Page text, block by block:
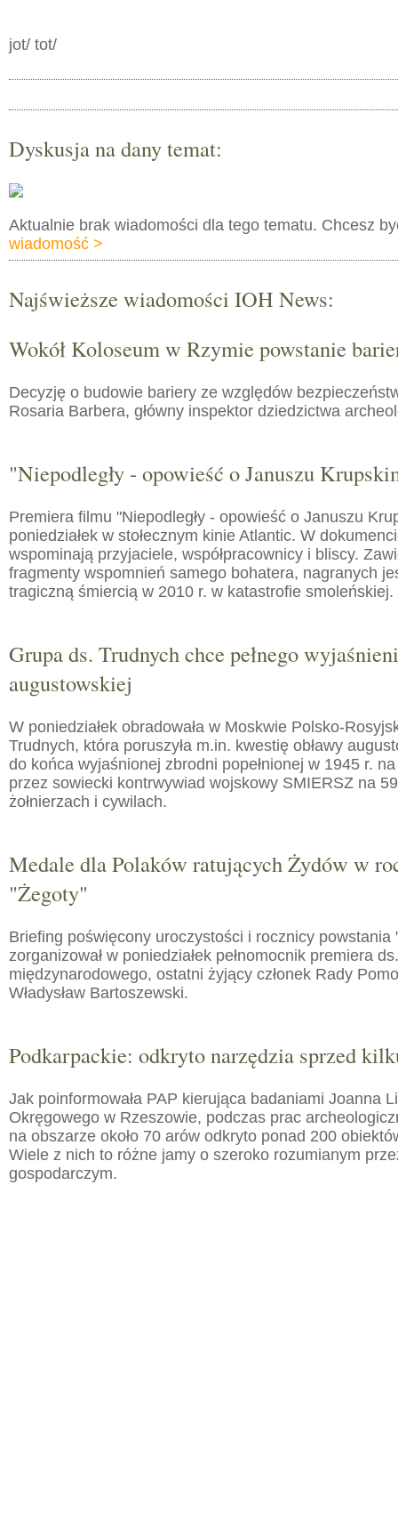
jot/ tot/
Dyskusja na dany temat:
Aktualnie brak wiadomości dla tego tematu. Chcesz
wiadomość >
Najświeższe wiadomości IOH News:
Wokół Koloseum w Rzymie powstanie
Decyzję o budowie bariery ze względów
Rosaria Barbera, główny inspektor dziedzictwa
"Niepodległy - opowieść o Januszu
Premiera filmu "Niepodległy - opowieść o Januszu
poniedziałek w stołecznym kinie Atlantic. W
wspominają przyjaciele, współpracownicy i bliscy.
fragmenty wspomnień samego bohatera, nagranych
tragiczną śmiercią w 2010 r. w katastrofie smoleńskiej.
Grupa ds. Trudnych chce pełnego
augustowskiej
W poniedziałek obradowała w Moskwie Polsko-
Trudnych, która poruszyła m.in. kwestię obławy
do końca wyjaśnionej zbrodni popełnionej w 1945 r.
przez sowiecki kontrwywiad wojskowy SMIERSZ na
żołnierzach i cywilach.
Medale dla Polaków ratujących Żydów w
"Żegoty"
Briefing poświęcony uroczystości i rocznicy powstania
zorganizował w poniedziałek pełnomocnik premiera
międzynarodowego, ostatni żyjący członek Rady
Władysław Bartoszewski.
Podkarpackie: odkryto narzędzia sprzed
Jak poinformowała PAP kierująca badaniami Joanna
Okręgowego w Rzeszowie, podczas prac
na obszarze około 70 arów odkryto ponad 200
Wiele z nich to różne jamy o szeroko rozumianym
gospodarczym.